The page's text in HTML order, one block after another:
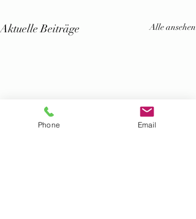
Aktuelle Beiträge Alle ansehen
Phone Email